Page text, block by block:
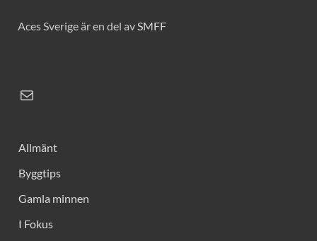
Aces Sverige är en del avSMFF
Allmänt
Byggtips
Gamla minnen
I Fokus